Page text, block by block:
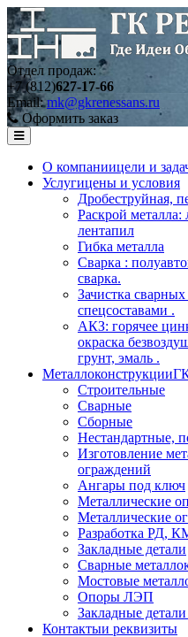
Отдел продаж:
+7 (812)627-17-66
Email:mk@gkrenessans.ru
Оформить заказ
О компаниицели и
Услугицены и условия
Дробеструйная,
Раскрой металла:
лентапил
Гибка металла
Сварка :
сварка.
Зачистка
спецсоставами .
АКЗ: горячее
окраска
грунт, эмаль .
Металлоконструкции
Строительные
Сварные
Сборные
Нестандартные,
Изготовление
ограждений
Ангары под ключ
Металлические
Металлические
Разработка РД,
Закладные детали
Сварные
Мостовые
Опоры ЛЭП
Закладные
Контактыи реквизиты